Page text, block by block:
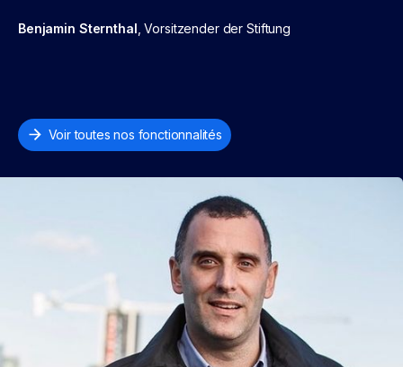
Benjamin Sternthal , Vorsitzender der Stiftung
Voir toutes nos fonctionnalités